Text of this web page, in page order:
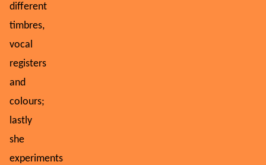
different
timbres,
vocal
registers
and
colours;
lastly
she
experiments